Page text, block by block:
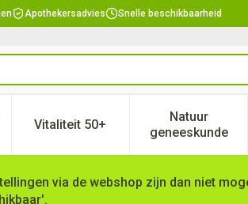
Apothekersadvies Snelle beschikbaarheid
categorie
en vitamines categorie
voor Zwangerschap en kinderen
Vitaliteit 50+Toon submenu voor Vitaliteit
Natuur
geneeskunde
Toon
via de webshop zijn dan niet